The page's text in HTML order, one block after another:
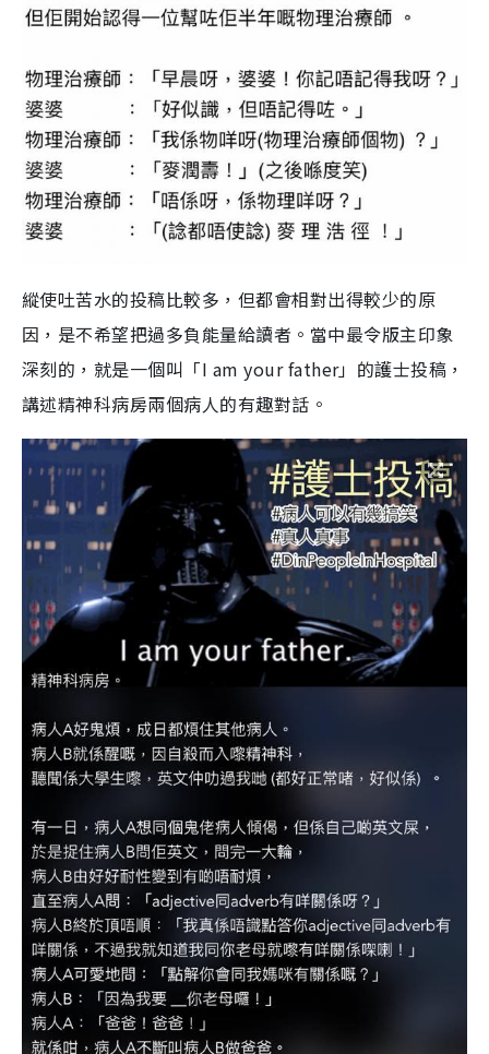
縱使吐苦水的投稿比較多，但都會相對出得較少的原
因，是不希望把過多負能量給讀者。當中最令版主印象
深刻的，就是一個叫「I am your father」的護士投稿，
講述精神科病房兩個病人的有趣對話。